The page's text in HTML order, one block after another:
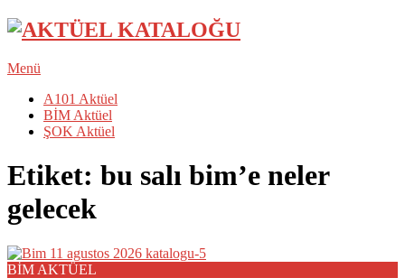
Menü
A101 Aktüel
BİM Aktüel
ŞOK Aktüel
Etiket: bu salı bim’e neler
gelecek
BİM AKTÜEL